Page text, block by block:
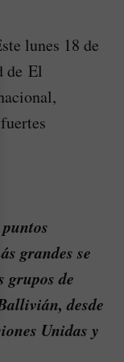
lunes 18 de
de El
grandes se
grupos de
desde
Unidas y